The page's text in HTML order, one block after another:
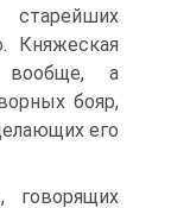
Княжеская
вообще, а
бояр,
его
говорящих